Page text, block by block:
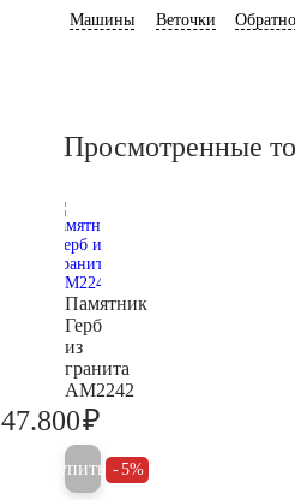
Машины Веточки
Просмотренные
Памятник
Герб
из
гранита
AM2242
47.800₽
Купить 5%